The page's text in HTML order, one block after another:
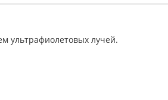
ультрафиолетовых лучей.